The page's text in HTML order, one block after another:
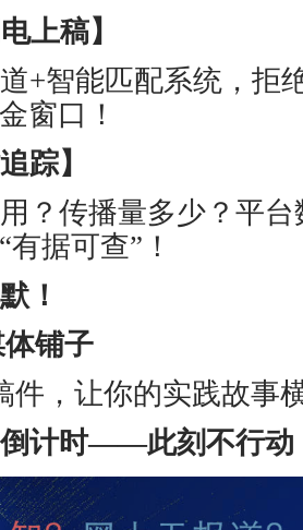
上稿】
+智能匹配系统，拒
窗口！
踪】
？传播量多少？平
据可查”！
！
铺子
件，让你的实践故事
计时——此刻不行动